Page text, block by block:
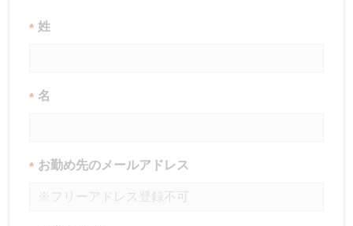
* 姓
* 名
* お勤め先のメールアドレス